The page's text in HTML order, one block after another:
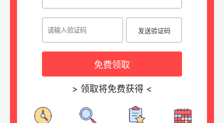
发送验证码
免费领取
> 领取将免费获得 <